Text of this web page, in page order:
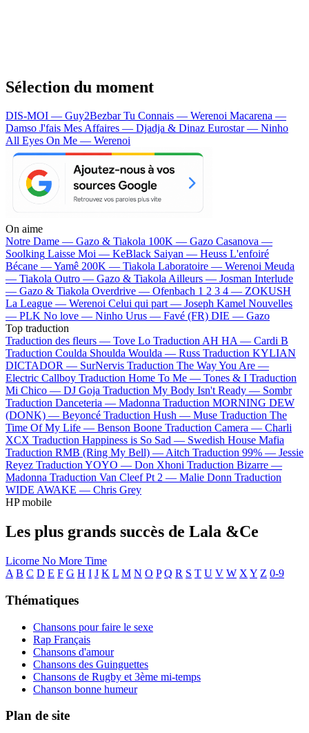
Sélection du moment
DIS-MOI — Guy2BezbarTu Connais — Werenoi Macarena —
Damso J'fais Mes Affaires — Djadja & Dinaz Eurostar — Ninho
All Eyes On Me — Werenoi
On aime
Notre Dame — Gazo & Tiakola 100K — Gazo Casanova —
Soolking Laisse Moi — KeBlack Saiyan — Heuss L'enfoiré
Bécane —Yamê 200K — Tiakola Laboratoire — Werenoi Meuda
— Tiakola Outro — Gazo & TiakolaAilleurs — Josman Interlude
— Gazo & Tiakola Overdrive — Ofenbach 1 2 3 4 — ZOKUSH
La League — Werenoi Celui qui part — Joseph Kamel Nouvelles
— PLK No love — Ninho Urus — Favé (FR) DIE — Gazo
Top traduction
Traduction des fleurs — Tove Lo Traduction AH HA — Cardi B
Traduction Coulda Shoulda Woulda — Russ Traduction KYLIAN
DICTADOR — SurNervis Traduction The Way You Are —
Electric Callboy Traduction Home To Me — Tones & I Traduction
Mi Chico — DJ Goja Traduction My Body Isn't Ready — Sombr
Traduction Danceteria — Madonna Traduction MORNING DEW
(DONK) — Beyoncé Traduction Hush — Muse Traduction The
Time Of My Life — Benson Boone Traduction Camera — Charli
XCX Traduction Happiness is So Sad — Swedish House Mafia
Traduction RMB (Ring My Bell) —Aitch Traduction 99% — Jessie
Reyez Traduction YOYO — Don Xhoni Traduction Bizarre —
Madonna Traduction Van Cleef Pt 2 — Malie Donn Traduction
WIDE AWAKE — Chris Grey
HP mobile
Les plus grands succès de Lala &Ce
Licorne No More Time
A B C D E F G H I J K L M N O P Q R S T U V W X Y Z 0-9
Thématiques
Chansons pour faire le sexe
Rap Français
Chansons d'amour
Chansons des Guinguettes
Chansons de Rugby et 3ème mi-temps
Chanson bonne humeur
Plan de site